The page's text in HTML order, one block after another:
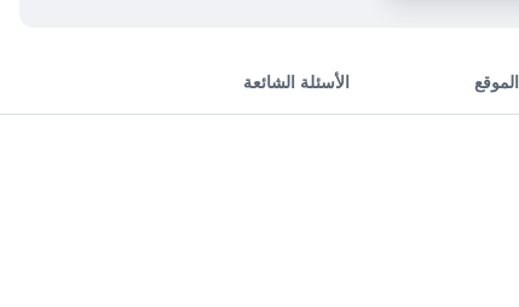
الموقع الأسئلة الشائعة